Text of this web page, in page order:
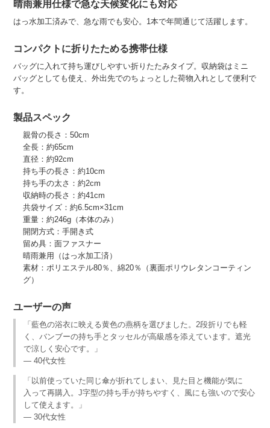
晴雨兼用仕様で急な天候変化にも対応
はっ水加工済みで、急な雨でも安心。1本で年間通じて活躍します。
コンパクトに折りたためる携帯仕様
バッグに入れて持ち運びしやすい折りたたみタイプ。収納袋はミニ
バッグとしても使え、外出先でのちょっとした荷物入れとして便利で
す。
製品スペック
親骨の長さ：50cm
全長：約65cm
直径：約92cm
持ち手の長さ：約10cm
持ち手の太さ：約2cm
収納時の長さ：約41cm
共袋サイズ：約6.5cm×31cm
重量：約246g（本体のみ）
開閉方式：手開き式
留め具：面ファスナー
晴雨兼用（はっ水加工済）
素材：ポリエステル80％、綿20％（裏面ポリウレタンコーティン
グ）
ユーザーの声
「藍色の浴衣に映える黄色の燕柄を選びました。2段折りでも軽
く、バンブーの持ち手とタッセルが高級感を添えています。遮光
で涼しく安心です。」
— 40代女性
「以前使っていた同じ傘が折れてしまい、見た目と機能が気に
入って再購入。J字型の持ち手が持ちやすく、風にも強いので安心
して使えます。」
— 30代女性